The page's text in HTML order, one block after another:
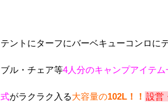
テントにターフにバーベキューコンロに
ブル・チェア等4人分のキャンプアイテム
式がラクラク入る大容量の102L！！ 設営